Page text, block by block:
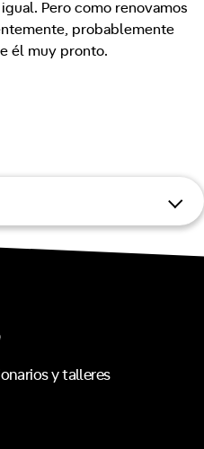
Pero como renovamos
probablemente
él muy pronto.
y talleres